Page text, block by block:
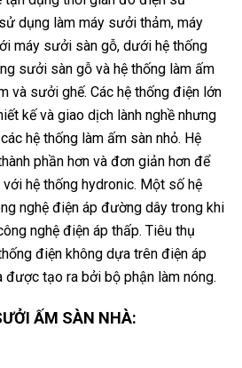
dụng làm máy sưởi thảm, máy
máy sưởi sàn gỗ, dưới hệ thống
sưởi sàn gỗ và hệ thống làm ấm
và sưởi ghế. Các hệ thống điện lớn
kế và giao dịch lành nghề nhưng
hệ thống làm ấm sàn nhỏ. Hệ
phần hơn và đơn giản hơn để
hệ thống hydronic. Một số hệ
nghệ điện áp đường dây trong khi
nghệ điện áp thấp. Tiêu thụ
điện không dựa trên điện áp
được tạo ra bởi bộ phận làm nóng.
ẤM SÀN NHÀ: